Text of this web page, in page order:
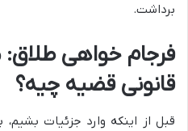
برداشت.
فرجام خواهی طلاق:
قانونی قضیه چیه؟
قبل از اینکه وارد جزئیات بشیم،